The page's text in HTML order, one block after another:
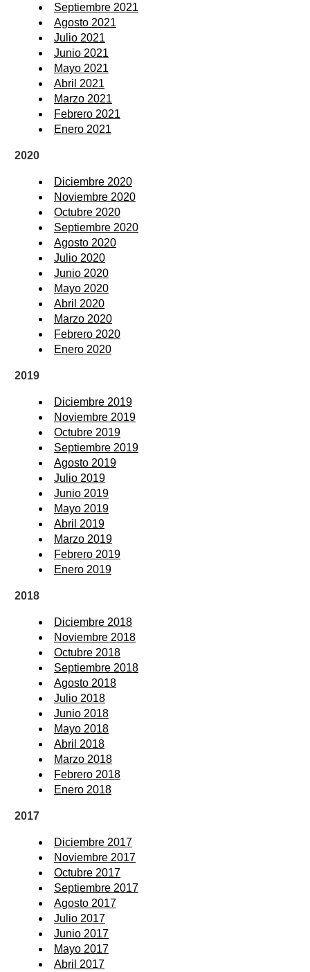
Septiembre 2021
Agosto 2021
Julio 2021
Junio 2021
Mayo 2021
Abril 2021
Marzo 2021
Febrero 2021
Enero 2021
2020
Diciembre 2020
Noviembre 2020
Octubre 2020
Septiembre 2020
Agosto 2020
Julio 2020
Junio 2020
Mayo 2020
Abril 2020
Marzo 2020
Febrero 2020
Enero 2020
2019
Diciembre 2019
Noviembre 2019
Octubre 2019
Septiembre 2019
Agosto 2019
Julio 2019
Junio 2019
Mayo 2019
Abril 2019
Marzo 2019
Febrero 2019
Enero 2019
2018
Diciembre 2018
Noviembre 2018
Octubre 2018
Septiembre 2018
Agosto 2018
Julio 2018
Junio 2018
Mayo 2018
Abril 2018
Marzo 2018
Febrero 2018
Enero 2018
2017
Diciembre 2017
Noviembre 2017
Octubre 2017
Septiembre 2017
Agosto 2017
Julio 2017
Junio 2017
Mayo 2017
Abril 2017